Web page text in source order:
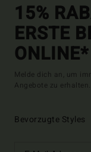
15%
ERSTE
ONLINE*
Melde dich an, um
Angebote zu erhalten.
Bevorzugte Styles